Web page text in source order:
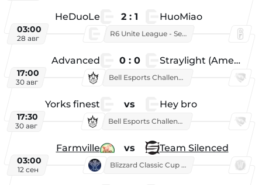
HeDuoLe 2 : 1 HuoMiao
03:00
28 авг
R6 Unite League - Season 1
Advanced 0 : 0 Straylight (American team)
17:00
30 авг
Bell Esports Challenge 2026
Yorks finest vs Hey bro
17:30
30 авг
Bell Esports Challenge 2026
Farmville vs Team Silenced
03:00
12 сен
Blizzard Classic Cup 2026